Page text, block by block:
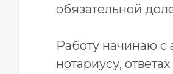
обязательной
Работу начинаю с
нотариусу,